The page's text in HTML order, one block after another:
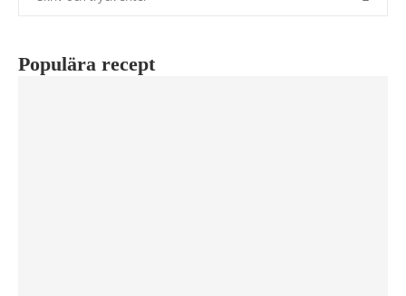
Populära recept